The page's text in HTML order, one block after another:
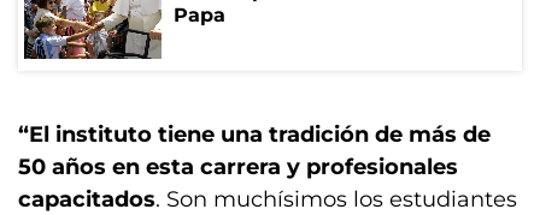
Papa
“El instituto tiene una tradición de más de
50 años en esta carrera y profesionales
capacitados. Son muchísimos los estudiantes